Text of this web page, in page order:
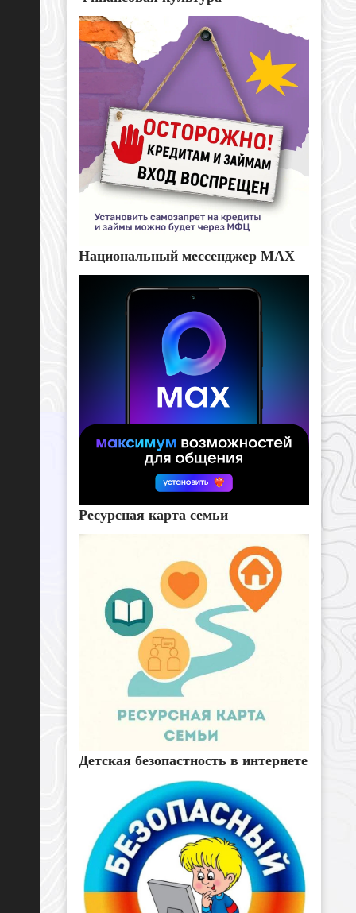
Национальный мессенджер MAX
Ресурсная карта семьи
Детская безопастность в интернете